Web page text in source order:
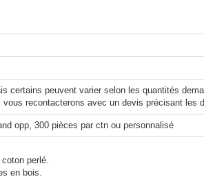
certains peuvent varier selon les quantités
recontacterons avec un devis précisant les
opp, 300 pièces par ctn ou personnalisé
perlé.
en bois.